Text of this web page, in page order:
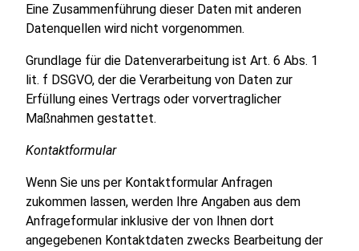
Eine Zusammenführung dieser Daten mit anderen
Datenquellen wird nicht vorgenommen.
Grundlage für die Datenverarbeitung ist Art. 6 Abs. 1
lit. f DSGVO, der die Verarbeitung von Daten zur
Erfüllung eines Vertrags oder vorvertraglicher
Maßnahmen gestattet.
Kontaktformular
Wenn Sie uns per Kontaktformular Anfragen
zukommen lassen, werden Ihre Angaben aus dem
Anfrageformular inklusive der von Ihnen dort
angegebenen Kontaktdaten zwecks Bearbeitung der